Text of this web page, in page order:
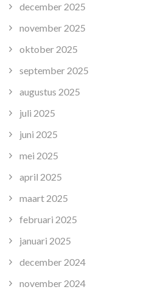
december 2025
november 2025
oktober 2025
september 2025
augustus 2025
juli 2025
juni 2025
mei 2025
april 2025
maart 2025
februari 2025
januari 2025
december 2024
november 2024